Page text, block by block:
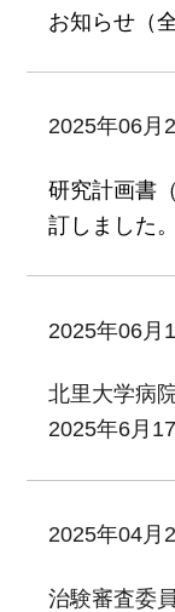
お知らせ（
2025年06月
研究計画書
訂しました。
2025年06月
北里大学病
2025年6月
2025年04月
治験審査委